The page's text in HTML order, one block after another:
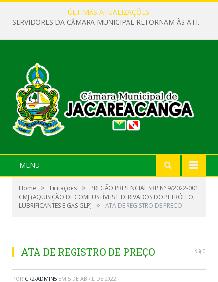
ÚLTIMAS ATUALIZAÇÕES:
SERVIDORES DA CÂMARA MUNICIPAL RETORNAM ÀS ATIVIDADES APÓS O RECESSO PARLAMENTAR
MENU
Home » Licitações »
PREGÃO PRESENCIAL SRP Nº 9/2022-001
CMJ (AQUISIÇÃO DE COMBUSTÍVEIS E DERIVADOS DO PETRÓLEO,
LUBRIFICANTES E GÁS GLP) » ATA DE REGISTRO DE PREÇO
ATA DE REGISTRO DE PREÇO 0
POR CR2-ADMIN5 EM 5 DE ABRIL DE 2022